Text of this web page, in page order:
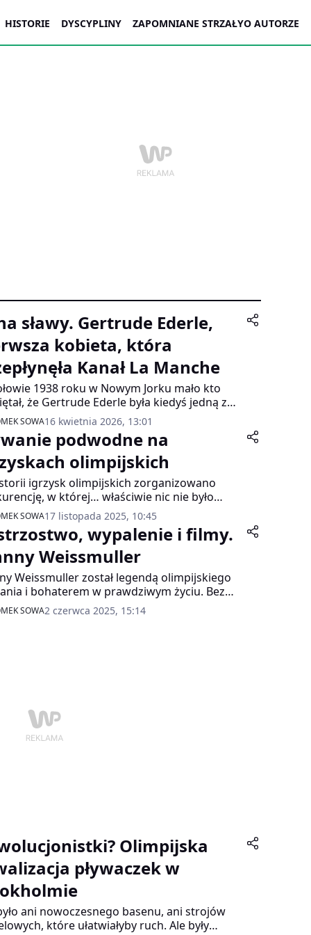
HISTORIE DYSCYPLINY ZAPOMNIANE STRZAŁYO AUTORZE
sławy. Gertrude Ederle,
kobieta, która
Kanał La Manche
1938 roku w Nowym Jorku mało kto
że Gertrude Ederle była kiedyś jedną z
kobiet w Ameryce. W tym czasie
ekscytowali się lotem dookoła świata
Hughesa. Fotografowie i reporterzy
za nim bez ustanku. Dawna mistrzyni, w
chodziła do jednej z podmiejskich
Obserwowała ją garstka znajomych. A
nowy obiekt zainteresowania. O niej już
choć dokonała przełomu.
SOWA16 kwietnia 2026, 13:01
podwodne na
olimpijskich
igrzysk olimpijskich zorganizowano
w której… właściwie nic nie było
Jeden z najbardziej osobliwych epizodów w
olimpijskiego pływania, czyli pływanie
z Paryża, z 1900 roku, możemy do tej
zaliczyć.
SOWA17 listopada 2025, 10:45
wypalenie i filmy.
Weissmuller
Weissmuller został legendą olimpijskiego
i bohaterem w prawdziwym życiu. Bez
ale z ciałem stworzonym do wody, bił
ratował tonących i zrewolucjonizował
SOWA2 czerwca 2025, 15:14
Olimpijska
pływaczek w
ani nowoczesnego basenu, ani strojów
które ułatwiałyby ruch. Ale były